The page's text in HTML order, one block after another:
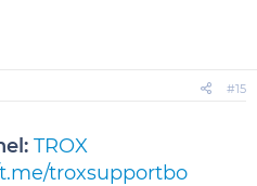
#15
TROX
troxsupportbo